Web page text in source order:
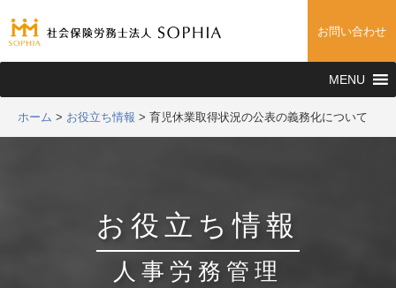
お問い合わせ
MENU
ホーム > お役立ち情報 > 育児休業取得状況の公表の義務化について
お役立ち情報
人事労務管理